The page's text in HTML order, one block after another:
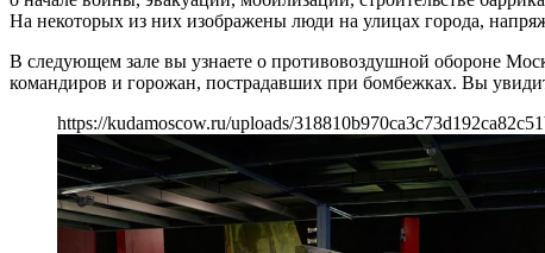
На некоторых из них изображены люди на улицах города,
В следующем зале вы узнаете о противовоздушной обороне
командиров и горожан, пострадавших при бомбежках. Вы
https://kudamoscow.ru/uploads/